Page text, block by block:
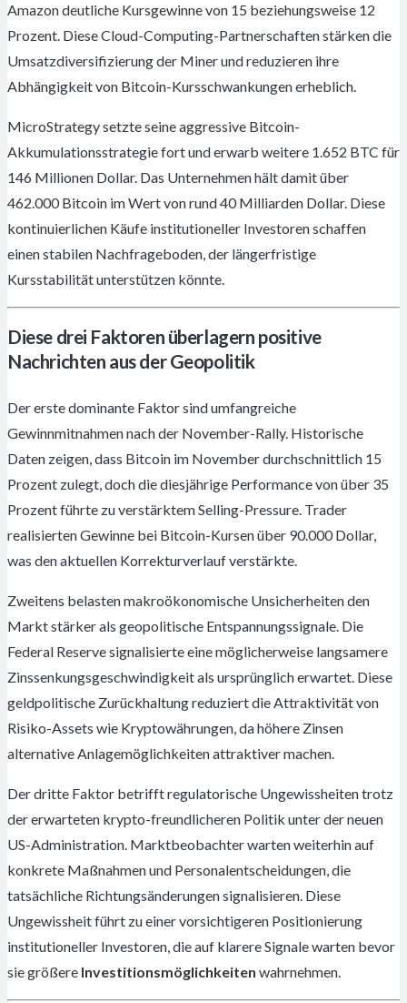
Amazon deutliche Kursgewinne von 15 beziehungsweise 12
Prozent. Diese Cloud-Computing-Partnerschaften stärken die
Umsatzdiversifizierung der Miner und reduzieren ihre
Abhängigkeit von Bitcoin-Kursschwankungen erheblich.
MicroStrategy setzte seine aggressive Bitcoin-
Akkumulationsstrategie fort und erwarb weitere 1.652 BTC für
146 Millionen Dollar. Das Unternehmen hält damit über
462.000 Bitcoin im Wert von rund 40 Milliarden Dollar. Diese
kontinuierlichen Käufe institutioneller Investoren schaffen
einen stabilen Nachfrageboden, der längerfristige
Kursstabilität unterstützen könnte.
Diese drei Faktoren überlagern positive
Nachrichten aus der Geopolitik
Der erste dominante Faktor sind umfangreiche
Gewinnmitnahmen nach der November-Rally. Historische
Daten zeigen, dass Bitcoin im November durchschnittlich 15
Prozent zulegt, doch die diesjährige Performance von über 35
Prozent führte zu verstärktem Selling-Pressure. Trader
realisierten Gewinne bei Bitcoin-Kursen über 90.000 Dollar,
was den aktuellen Korrekturverlauf verstärkte.
Zweitens belasten makroökonomische Unsicherheiten den
Markt stärker als geopolitische Entspannungssignale. Die
Federal Reserve signalisierte eine möglicherweise langsamere
Zinssenkungsgeschwindigkeit als ursprünglich erwartet. Diese
geldpolitische Zurückhaltung reduziert die Attraktivität von
Risiko-Assets wie Kryptowährungen, da höhere Zinsen
alternative Anlagemöglichkeiten attraktiver machen.
Der dritte Faktor betrifft regulatorische Ungewissheiten trotz
der erwarteten krypto-freundlicheren Politik unter der neuen
US-Administration. Marktbeobachter warten weiterhin auf
konkrete Maßnahmen und Personalentscheidungen, die
tatsächliche Richtungsänderungen signalisieren. Diese
Ungewissheit führt zu einer vorsichtigeren Positionierung
institutioneller Investoren, die auf klarere Signale warten bevor
sie größere Investitionsmöglichkeiten wahrnehmen.